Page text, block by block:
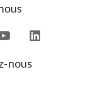
nous